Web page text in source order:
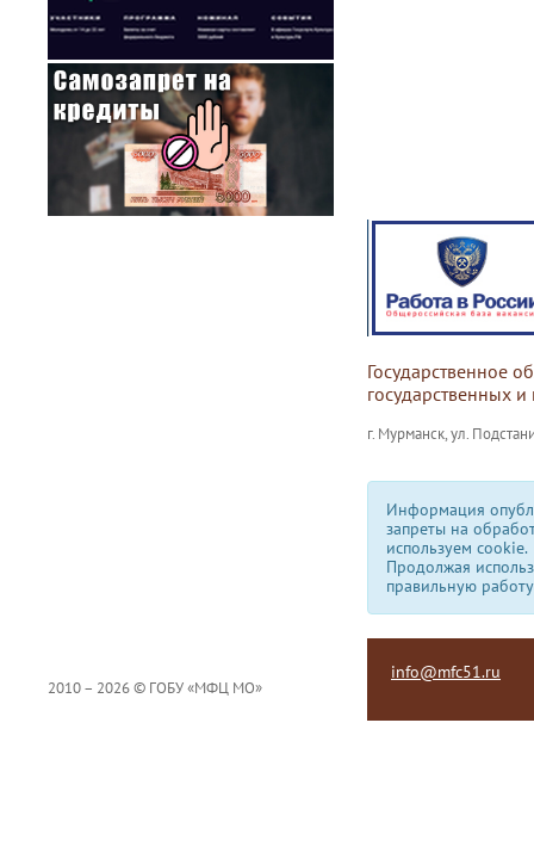
Государственное
государственных
г. Мурманск, ул.
Информация
запреты на
используем сookie.
Продолжая
правильную
2010 – 2026 © ГОБУ «МФЦ МО»
info@mfc51.ru